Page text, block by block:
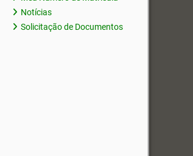
Notícias
Solicitação de Documentos